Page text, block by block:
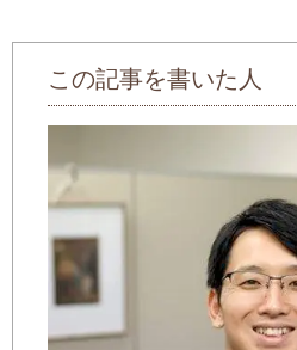
この記事を書いた人